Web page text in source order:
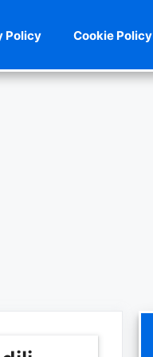
Policy Cookie Policy